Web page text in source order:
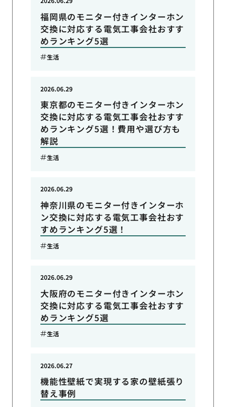
福岡県のモニター付きインターホン
交換に対応する電気工事会社おすす
めランキング5選
生活
東京都のモニター付きインターホン
交換に対応する電気工事会社おすす
めランキング5選！費用や選び方も
解説
2026.06.29
生活
神奈川県のモニター付きインターホ
ン交換に対応する電気工事会社おす
すめランキング5選！
2026.06.29
生活
大阪府のモニター付きインターホン
交換に対応する電気工事会社おすす
めランキング5選
2026.06.29
生活
機能性壁紙で実現する家の壁紙張り
替え事例
2026.06.27